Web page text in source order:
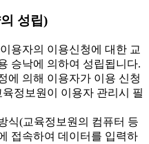
성립)
용자의 이용신청에 대한 교
승낙에 의하여 성립됩니다.
에 의해 이용자가 이용 신청
정보원이 이용자 관리시 필
식(교육정보원의 컴퓨터 등
접속하여 데이터를 입력하